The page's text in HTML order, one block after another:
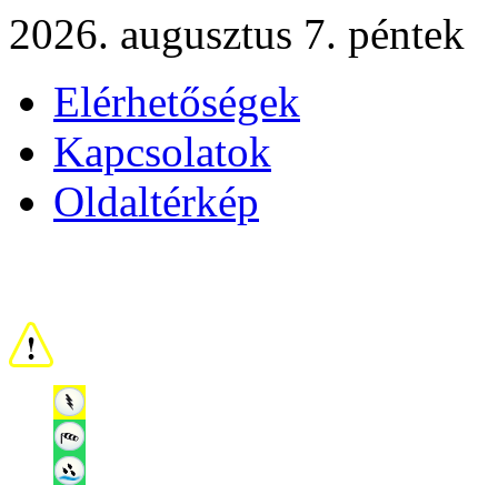
2026. augusztus 7. péntek
Elérhetőségek
Kapcsolatok
Oldaltérkép